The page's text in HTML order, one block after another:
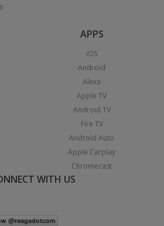
APPS
iOS
Android
Alexa
Apple TV
Android TV
Fire TV
Android Auto
Apple Carplay
Chromecast
WITH US